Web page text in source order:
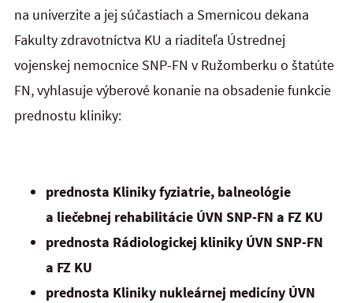
na univerzite a jej súčastiach a Smernicou dekana
Fakulty zdravotníctva KU a riaditeľa Ústrednej
vojenskej nemocnice SNP-FN v Ružomberku o štatúte
FN, vyhlasuje výberové konanie na obsadenie funkcie
prednostu kliniky:
prednosta Kliniky fyziatrie, balneológie
a liečebnej rehabilitácie ÚVN SNP-FN a FZ KU
prednosta Rádiologickej kliniky ÚVN SNP-FN
a FZ KU
prednosta Kliniky nukleárnej medicíny ÚVN